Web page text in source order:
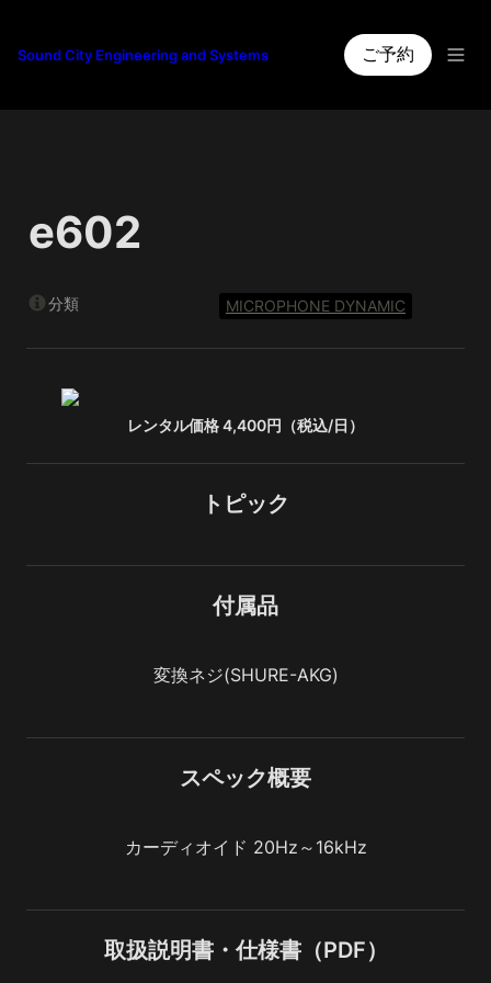
Sound City Engineering and Systems ご予約
e602
分類 MICROPHONE DYNAMIC
レンタル価格 4,400円（税込/日）
トピック
付属品
変換ネジ(SHURE-AKG)
スペック概要
カーディオイド 20Hz～16kHz
取扱説明書・仕様書（PDF）